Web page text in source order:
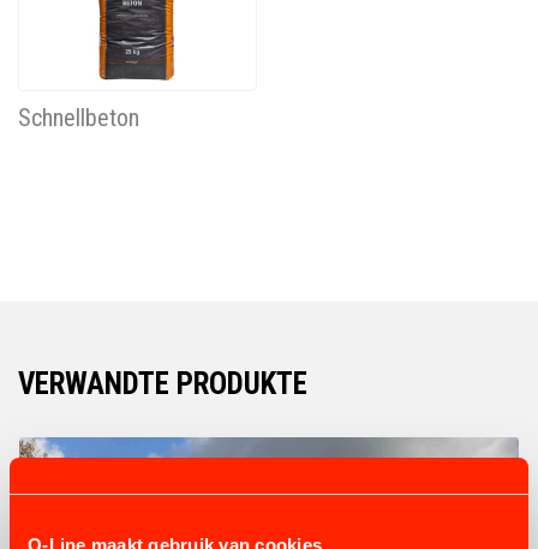
Q-Line maakt gebruik van cookies
Schnellbeton
VERWANDTE PRODUKTE